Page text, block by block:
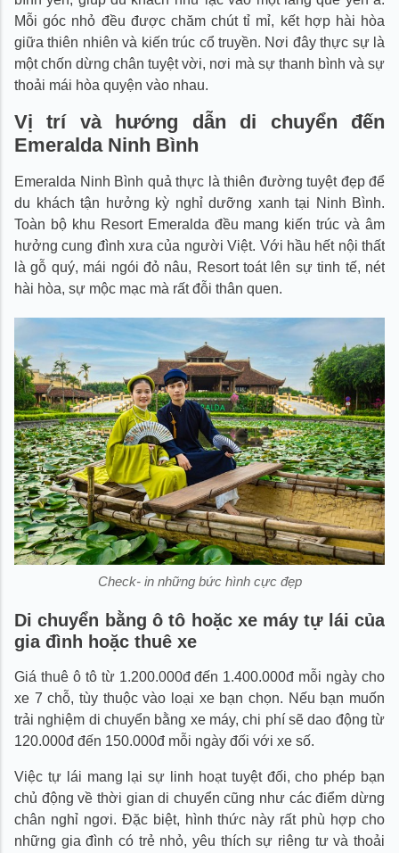
Mỗi góc nhỏ đều được chăm chút tỉ mỉ, kết hợp hài hòa
giữa thiên nhiên và kiến trúc cổ truyền. Nơi đây thực sự là
một chốn dừng chân tuyệt vời, nơi mà sự thanh bình và sự
thoải mái hòa quyện vào nhau.
Vị trí và hướng dẫn di chuyển đến
Emeralda Ninh Bình
Emeralda Ninh Bình quả thực là thiên đường tuyệt đẹp để
du khách tận hưởng kỳ nghỉ dưỡng xanh tại Ninh Bình.
Toàn bộ khu Resort Emeralda đều mang kiến trúc và âm
hưởng cung đình xưa của người Việt. Với hầu hết nội thất
là gỗ quý, mái ngói đỏ nâu, Resort toát lên sự tinh tế, nét
hài hòa, sự mộc mạc mà rất đỗi thân quen.
Check- in những bức hình cực đẹp
Di chuyển bằng ô tô hoặc xe máy tự lái của
gia đình hoặc thuê xe
Giá thuê ô tô từ 1.200.000đ đến 1.400.000đ mỗi ngày cho
xe 7 chỗ, tùy thuộc vào loại xe bạn chọn. Nếu bạn muốn
trải nghiệm di chuyển bằng xe máy, chi phí sẽ dao động từ
120.000đ đến 150.000đ mỗi ngày đối với xe số.
Việc tự lái mang lại sự linh hoạt tuyệt đối, cho phép bạn
chủ động về thời gian di chuyển cũng như các điểm dừng
chân nghỉ ngơi. Đặc biệt, hình thức này rất phù hợp cho
những gia đình có trẻ nhỏ, yêu thích sự riêng tư và thoải